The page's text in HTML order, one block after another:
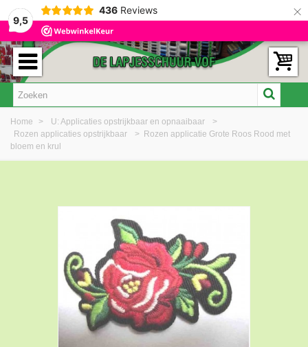
9,5
436 Reviews ×
Home > U: Applicaties opstrijkbaar en opnaaibaar
>
Rozen applicaties opstrijkbaar
> Rozen applicatie Grote Roos Rood met
bloem en krul